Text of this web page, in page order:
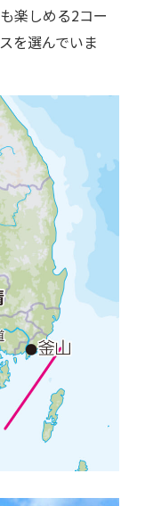
楽しめる2コー
を選んでいま